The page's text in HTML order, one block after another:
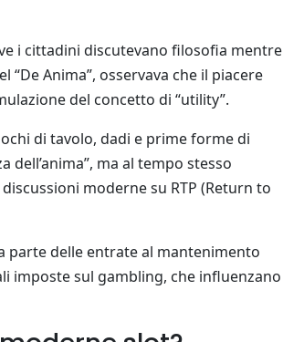
i cittadini discutevano filosofia mentre
Anima”, osservava che il piacere
del concetto di “utility”.
di tavolo, dadi e prime forme di
ma al tempo stesso
moderne su RTP (Return to
parte delle entrate al mantenimento
imposte sul gambling, che influenzano